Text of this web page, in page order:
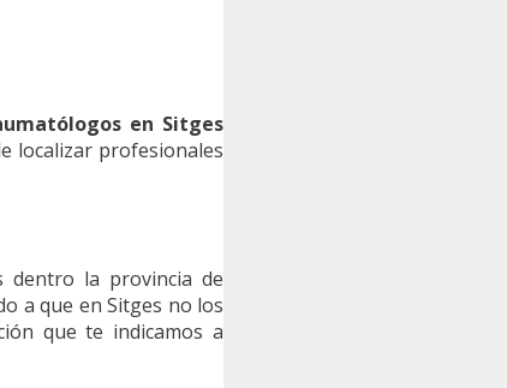
en Sitges
localizar profesionales
dentro la provincia de
a que en Sitges no los
que te indicamos a